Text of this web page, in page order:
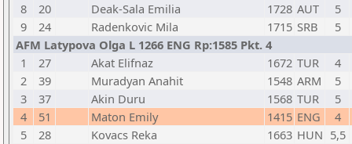
8
20 Deak-Sala Emilia 1728 AUT
5
9
24 Radenkovic Mila 1715 SRB
5
AFM Latypova Olga L 1266 ENG Rp:1585 Pkt. 4
1
27 Akat Elifnaz 1672 TUR
4
2
39 Muradyan Anahit 1548 ARM
5
3
37 Akin Duru 1568 TUR
5
4
51 Maton Emily 1415 ENG
4
5
28 Kovacs Reka 1663 HUN 5,5